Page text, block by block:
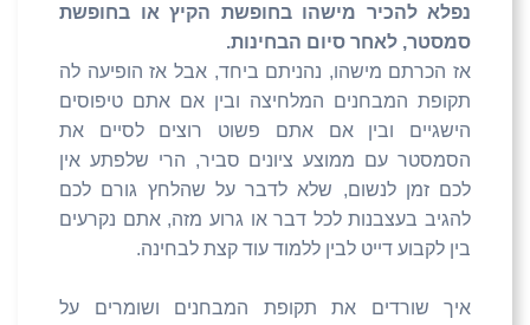
נפלא להכיר מישהו בחופשת הקיץ או בחופשת
סמסטר, לאחר סיום הבחינות.
אז הכרתם מישהו, נהניתם ביחד, אבל אז הופיעה לה
תקופת המבחנים המלחיצה ובין אם אתם טיפוסים
הישגיים ובין אם אתם פשוט רוצים לסיים את
הסמסטר עם ממוצע ציונים סביר, הרי שלפתע אין
לכם זמן לנשום, שלא לדבר על שהלחץ גורם לכם
להגיב בעצבנות לכל דבר או גרוע מזה, אתם נקרעים
בין לקבוע דייט לבין ללמוד עוד קצת לבחינה.
איך שורדים את תקופת המבחנים ושומרים על